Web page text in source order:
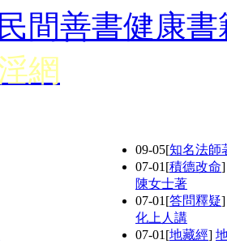
民間善書健康書
網
09-05[知名法師
07-01 [積德改命
陳女士著
07-01 [答問釋疑
化上人講
07-01 [地藏經]